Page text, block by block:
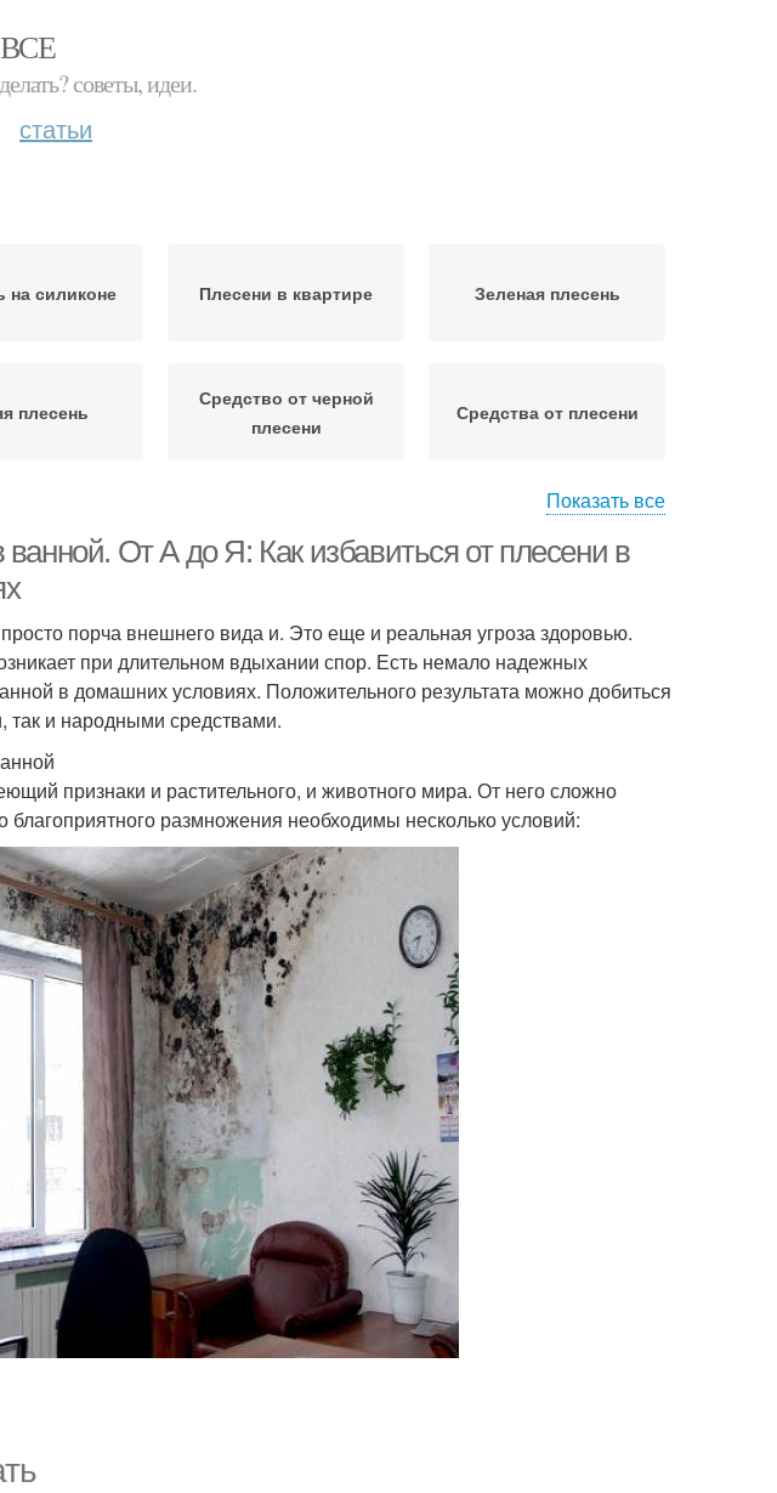
советы, идеи.
статьи
на силиконе Плесени в квартире Зеленая плесень
плесень
Средство от черной
плесени
Средства от плесени
Показать все
ванной. От А до Я: Как избавиться от плесени в
порча внешнего вида и. Это еще и реальная угроза здоровью.
при длительном вдыхании спор. Есть немало надежных
в домашних условиях. Положительного результата можно добиться
так и народными средствами.
признаки и растительного, и животного мира. От него сложно
благоприятного размножения необходимы несколько условий: